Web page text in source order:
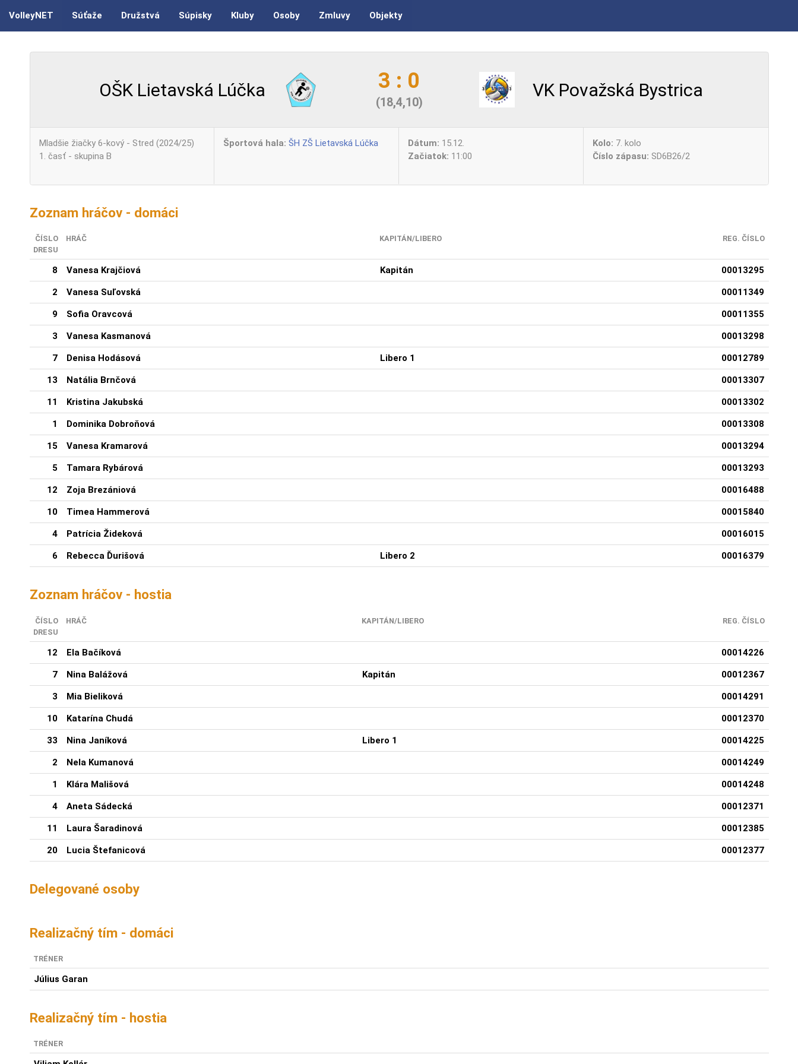
VolleyNET Súťaže Družstvá Súpisky Kluby Osoby Zmluvy Objekty
OŠK Lietavská Lúčka 3 : 0
(18,4,10)
VK Považská Bystrica
Mladšie žiačky 6-kový - Stred (2024/25)
1. časť - skupina B
Športová hala: ŠH ZŠ Lietavská Lúčka Dátum: 15.12.
Začiatok: 11:00
Kolo: 7. kolo
Číslo zápasu: SD6B26/2
Zoznam hráčov - domáci
ČÍSLO
DRESU
HRÁČ KAPITÁN/LIBERO REG. ČÍSLO
8 Vanesa Krajčiová Kapitán 00013295
2 Vanesa Suľovská 00011349
9 Sofia Oravcová 00011355
3 Vanesa Kasmanová 00013298
7 Denisa Hodásová Libero 1 00012789
13 Natália Brnčová 00013307
11 Kristina Jakubská 00013302
1 Dominika Dobroňová 00013308
15 Vanesa Kramarová 00013294
5 Tamara Rybárová 00013293
12 Zoja Brezániová 00016488
10 Timea Hammerová 00015840
4 Patrícia Žideková 00016015
6 Rebecca Ďurišová Libero 2 00016379
Zoznam hráčov - hostia
ČÍSLO
DRESU
HRÁČ KAPITÁN/LIBERO REG. ČÍSLO
12 Ela Bačíková 00014226
7 Nina Balážová Kapitán 00012367
3 Mia Bieliková 00014291
10 Katarína Chudá 00012370
33 Nina Janíková Libero 1 00014225
2 Nela Kumanová 00014249
1 Klára Mališová 00014248
4 Aneta Sádecká 00012371
11 Laura Šaradinová 00012385
20 Lucia Štefanicová 00012377
Delegované osoby
Realizačný tím - domáci
TRÉNER
Július Garan
Realizačný tím - hostia
TRÉNER